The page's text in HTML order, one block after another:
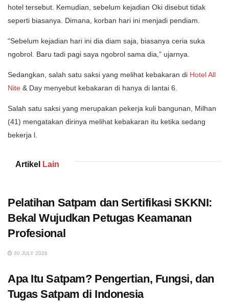
hotel tersebut. Kemudian, sebelum kejadian Oki disebut tidak
seperti biasanya. Dimana, korban hari ini menjadi pendiam.
“Sebelum kejadian hari ini dia diam saja, biasanya ceria suka
ngobrol. Baru tadi pagi saya ngobrol sama dia,” ujarnya.
Sedangkan, salah satu saksi yang melihat kebakaran di Hotel All
Nite & Day menyebut kebakaran di hanya di lantai 6.
Salah satu saksi yang merupakan pekerja kuli bangunan, Milhan
(41) mengatakan dirinya melihat kebakaran itu ketika sedang
bekerja l.
Artikel Lain
Pelatihan Satpam dan Sertifikasi SKKNI:
Bekal Wujudkan Petugas Keamanan
Profesional
30 JULY 2026
Apa Itu Satpam? Pengertian, Fungsi, dan
Tugas Satpam di Indonesia